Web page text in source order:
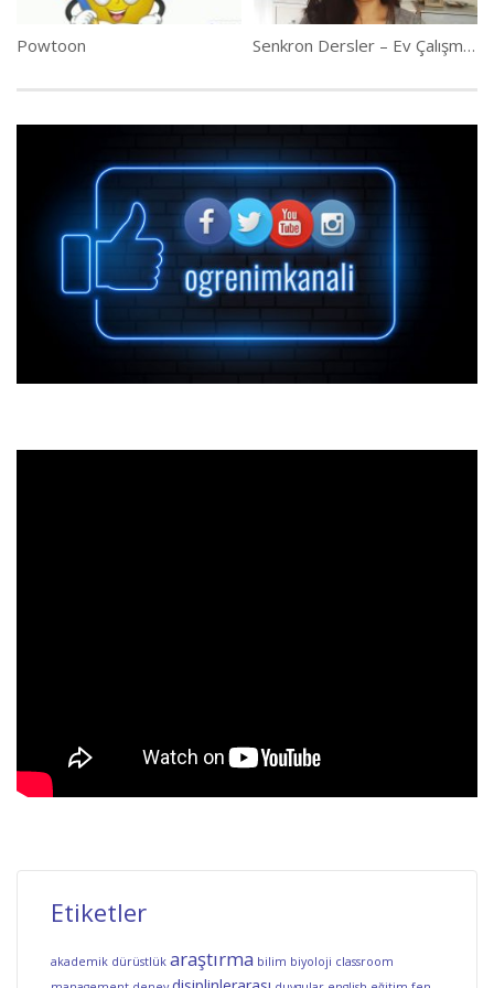
Powtoon Senkron Dersler – Ev Çalışması Dönütü
Etiketler
akademik dürüstlük araştırma bilim biyoloji classroom